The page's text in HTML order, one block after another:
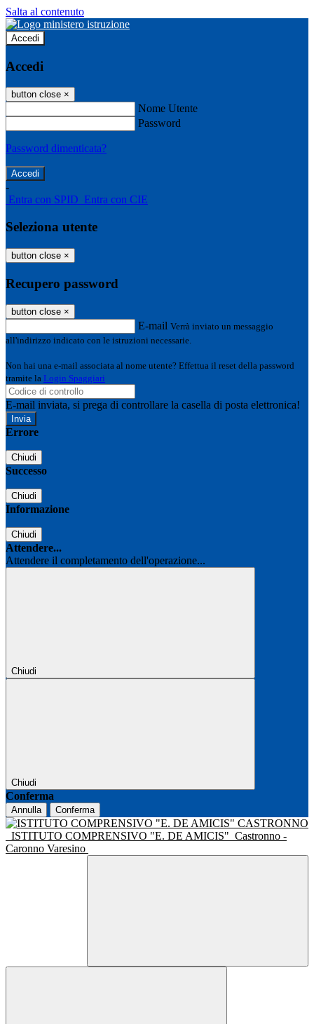
Salta al contenuto
Accedi
Accedi
button close ×
Nome Utente
Password
Password dimenticata?
-
Entra con SPID Entra con CIE
Seleziona utente
button close ×
Recupero password
button close ×
E-mail Verrà inviato un messaggio
all'indirizzo indicato con le istruzioni necessarie.
Non hai una e-mail associata al nome utente? Effettua il reset della password
tramite la Login Spaggiari
E-mail inviata, si prega di controllare la casella di posta elettronica!
Errore
Chiudi
Successo
Chiudi
Informazione
Chiudi
Attendere...
Attendere il completamento dell'operazione...
Chiudi
Chiudi
Conferma
Annulla Conferma
ISTITUTO COMPRENSIVO "E. DE AMICIS" Castronno -
Caronno Varesino